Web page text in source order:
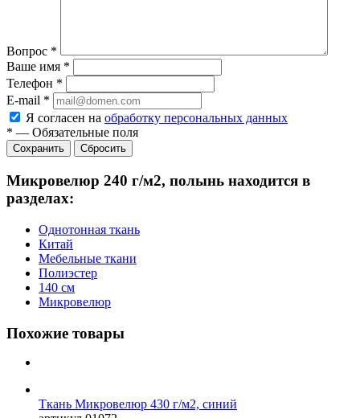
Вопрос *
Ваше имя *
Телефон *
E-mail *
Я согласен на обработку персональных данных
* — Обязательные поля
Сбросить
Микровелюр 240 г/м2, полынь находится в
разделах:
Однотонная ткань
Китай
Мебельные ткани
Полиэстер
140 см
Микровелюр
Похожие товары
Ткань Микровелюр 430 г/м2, синий